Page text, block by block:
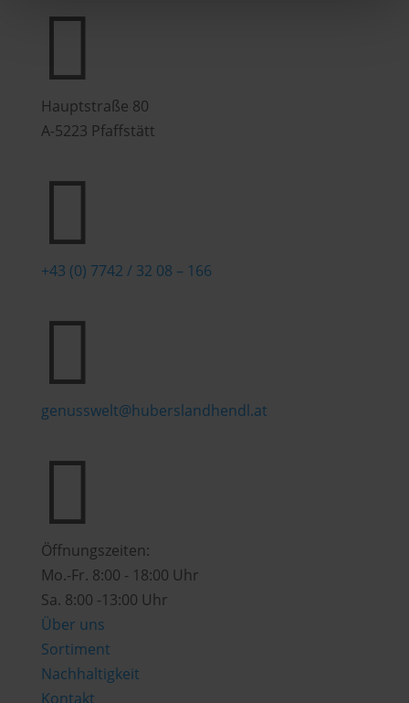

Hauptstraße 80
A-5223 Pfaffstätt

+43 (0) 7742 / 32 08 – 166

genusswelt@huberslandhendl.at

Öffnungszeiten:
Mo.-Fr. 8:00 - 18:00 Uhr
Sa. 8:00 -13:00 Uhr
Über uns
Sortiment
Nachhaltigkeit
Kontakt